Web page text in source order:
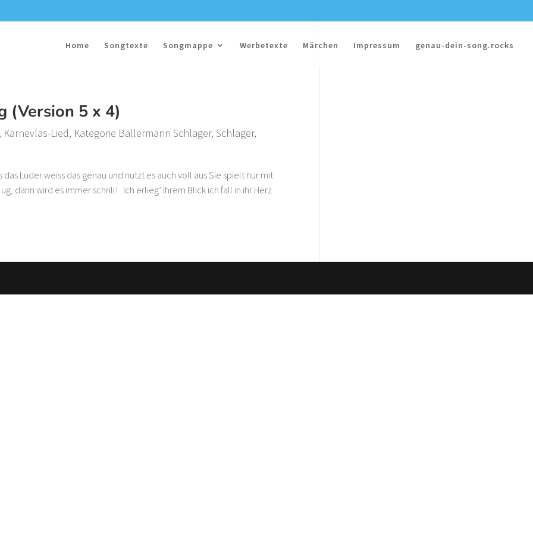
Home Songtexte Songmappe Werbetexte Märchen Impressum genau-dein-song.rocks
(Version 5 x 4)
, Karnevlas-Lied, Kategorie Ballermann Schlager,Schlager,
Luder weiss das genau und nutzt es auch voll aus Sie spielt nur mit
dann wird es immer schrill! Ich erlieg’ ihrem Blick ich fall in ihr Herz